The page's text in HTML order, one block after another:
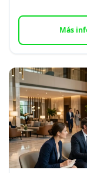
Más